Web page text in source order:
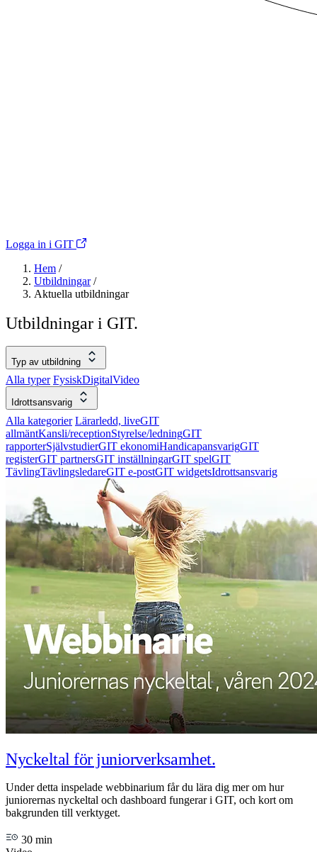
Logga in i GIT
Hem /
Utbildningar /
Aktuella utbildningar
Utbildningar i GIT.
Typ av utbildning
Alla typer FysiskDigitalVideo
Idrottsansvarig
Alla kategorier Lärarledd, liveGIT
allmäntKansli/receptionStyrelse/ledningGIT
rapporterSjälvstudierGIT ekonomiHandicapansvarigGIT
registerGIT partnersGIT inställningarGIT spelGIT
TävlingTävlingsledareGIT e-postGIT widgetsIdrottsansvarig
Nyckeltal för juniorverksamhet.
Under detta inspelade webbinarium får du lära dig mer om hur
juniorernas nyckeltal och dashboard fungerar i GIT, och kort om
bakgrunden till verktyget.
30 min